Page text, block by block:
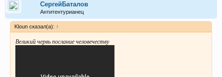
СергейБаталов
Антитентурианец
Kloun сказал(а): ↑
Великий червь послание человечеству